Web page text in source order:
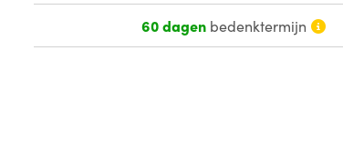
60 dagenbedenktermijn